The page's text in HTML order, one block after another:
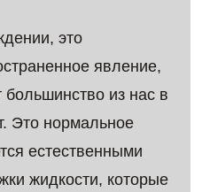
это
явление,
большинство из нас в
Это нормальное
естественными
жидкости, которые